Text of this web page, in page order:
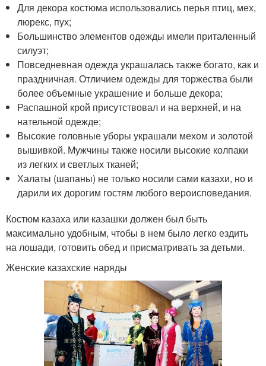
Для декора костюма использовались перья птиц, мех,
люрекс, пух;
Большинство элементов одежды имели приталенный
силуэт;
Повседневная одежда украшалась также богато, как и
праздничная. Отличием одежды для торжества были
более объемные украшение и больше декора;
Распашной крой присутствовал и на верхней, и на
нательной одежде;
Высокие головные уборы украшали мехом и золотой
вышивкой. Мужчины также носили высокие колпаки
из легких и светлых тканей;
Халаты (шапаны) не только носили сами казахи, но и
дарили их дорогим гостям любого вероисповедания.
Костюм казаха или казашки должен был быть
максимально удобным, чтобы в нем было легко ездить
на лошади, готовить обед и присматривать за детьми.
Женские казахские наряды